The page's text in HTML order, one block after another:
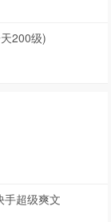
200级)
手超级爽文